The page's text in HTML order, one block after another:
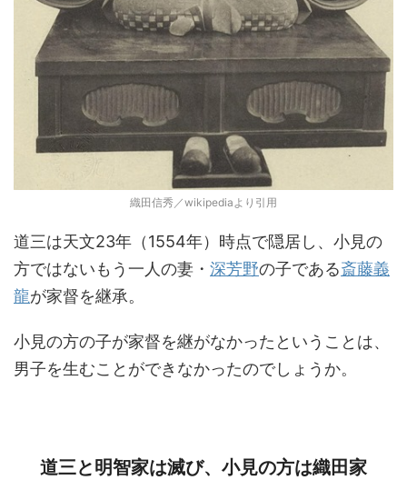
織田信秀／wikipediaより引用
道三は天文23年（1554年）時点で隠居し、小見の
方ではないもう一人の妻・ 深芳野の子である斎藤義
龍が家督を継承。
小見の方の子が家督を継がなかったということは、
男子を生むことができなかったのでしょうか。
道三と明智家は滅び、小見の方は織田家